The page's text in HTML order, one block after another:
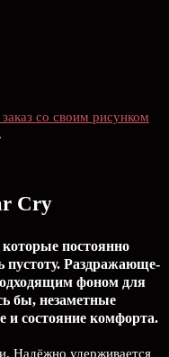
со своим рисунком
Cry
постоянно
пустоту. Раздражающе-
фоном для
бы, незаметные
и состояние комфорта.
Надёжно удерживается